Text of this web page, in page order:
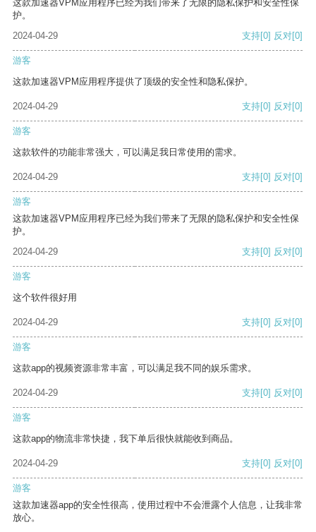
这款加速器VPM应用程序已经为我们带来了无限的隐私保护和安全性保
护。
2024-04-29
支持[0] 反对[0]
游客
这款加速器VPM应用程序提供了顶级的安全性和隐私保护。
2024-04-29 支持[0] 反对[0]
游客
这款软件的功能非常强大，可以满足我日常使用的需求。
2024-04-29 支持[0] 反对[0]
游客
这款加速器VPM应用程序已经为我们带来了无限的隐私保护和安全性保
护。
2024-04-29
支持[0] 反对[0]
游客
这个软件很好用
2024-04-29 支持[0] 反对[0]
游客
这款app的视频资源非常丰富，可以满足我不同的娱乐需求。
2024-04-29 支持[0] 反对[0]
游客
这款app的物流非常快捷，我下单后很快就能收到商品。
2024-04-29 支持[0] 反对[0]
游客
这款加速器app的安全性很高，使用过程中不会泄露个人信息，让我非常
放心。